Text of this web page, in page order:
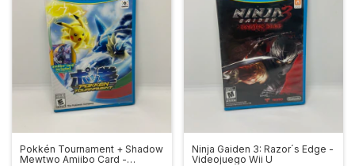
Pokkén Tournament + Shadow
Mewtwo Amiibo Card -
Ninja Gaiden 3: Razor´s Edge -
Videojuego Wii U